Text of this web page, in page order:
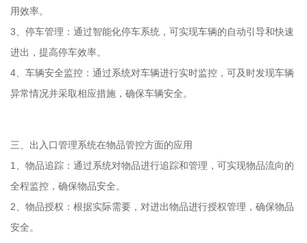
用效率。
3、停车管理：通过智能化停车系统，可实现车辆的自动引导和快速
进出，提高停车效率。
4、车辆安全监控：通过系统对车辆进行实时监控，可及时发现车辆
异常情况并采取相应措施，确保车辆安全。
三、出入口管理系统在物品管控方面的应用
1、物品追踪：通过系统对物品进行追踪和管理，可实现物品流向的
全程监控，确保物品安全。
2、物品授权：根据实际需要，对进出物品进行授权管理，确保物品
安全。